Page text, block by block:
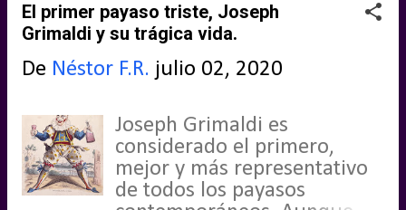
El primer payaso triste, Joseph
Grimaldi y su trágica vida.
De Néstor F.R. julio 02, 2020
Joseph Grimaldi es
considerado el primero,
mejor y más representativo
de todos los payasos